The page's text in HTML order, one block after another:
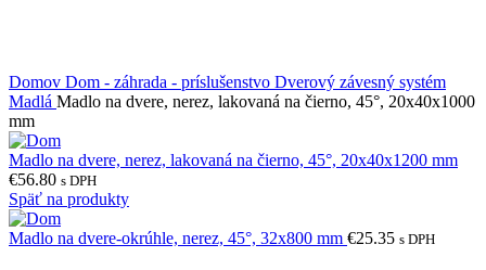
Domov Dom - záhrada - príslušenstvo Dverový závesný systém
Madlá Madlo na dvere, nerez, lakovaná na čierno, 45°, 20x40x1000
mm
Madlo na dvere, nerez, lakovaná na čierno, 45°, 20x40x1200 mm
€56.80 s DPH
Späť na produkty
Madlo na dvere-okrúhle, nerez, 45°, 32x800 mm €25.35 s DPH